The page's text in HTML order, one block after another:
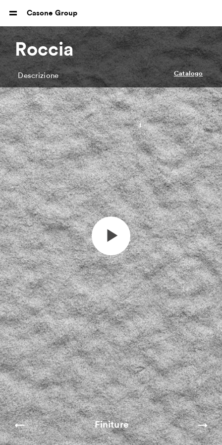
Casone Group
Catalogo
Roccia
Descrizione
Finiture